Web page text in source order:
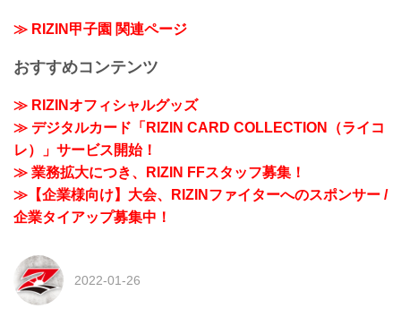
≫ RIZIN甲子園 関連ページ
おすすめコンテンツ
≫ RIZINオフィシャルグッズ
≫ デジタルカード「RIZIN CARD COLLECTION（ライコ
レ）」サービス開始！
≫ 業務拡大につき、RIZIN FFスタッフ募集！
≫【企業様向け】大会、RIZINファイターへのスポンサー /
企業タイアップ募集中！
2022-01-26